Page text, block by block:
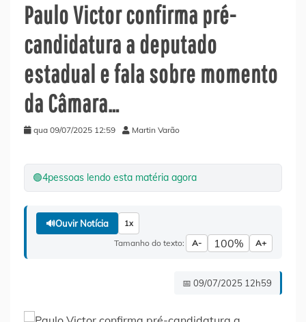
Paulo Victor confirma pré-
candidatura a deputado
estadual e fala sobre momento
da Câmara…
qua 09/07/2025 12:59 Martin Varão
🟢4pessoas lendo esta matéria agora
🔊Ouvir Notícia 1x
Tamanho do texto: A- 100% A+
📅 09/07/2025 12h59